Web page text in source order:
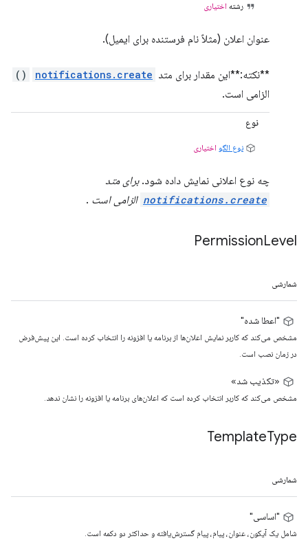
رشته اختیاری
عنوان اعلان (مثلاً نام فرستنده برای ایمیل).
**نکته:**این مقدار برای متد notifications.create
()
الزامی است.
نوع
نوع الگو اختیاری
چه نوع اعلانی نمایش داده شود.برای متد
notifications.create الزامی است .
PermissionLevel
شمارشی
"اعطا شده"
مشخص می‌کند که کاربر نمایش اعلان‌ها از برنامه یا افزونه را انتخاب کرده است. این پیش‌فرض
در زمان نصب است.
«تکذیب شد»
مشخص می‌کند که کاربر انتخاب کرده است که اعلان‌های برنامه یا افزونه را نشان ندهد.
TemplateType
شمارشی
"اساسی"
شامل یک آیکون، عنوان، پیام، پیام گسترش‌یافته و حداکثر دو دکمه است.